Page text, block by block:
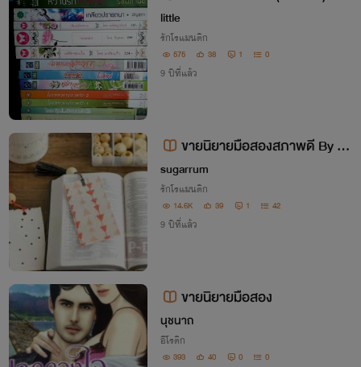
า 30-150 บาท ด่วน!!!
little
รักโรแมนติก
575 38 1 0
9 ปีที่แล้ว
ขายนิยายมือสองสภาพดี By Su
garrum
sugarrum
รักโรแมนติก
14.6K 39 1 42
9 ปีที่แล้ว
ขายนิยายมือสอง
นุชนาถ
อีโรติก
393 40 0 0